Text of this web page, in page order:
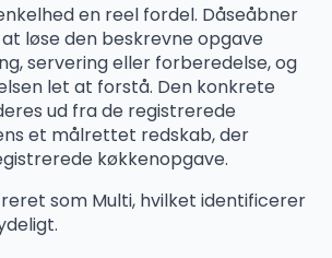
en reel fordel. Dåseåbner
løse den beskrevne opgave
servering eller forberedelse, og
let at forstå. Den konkrete
ud fra de registrerede
et målrettet redskab, der
køkkenopgave.
som Multi, hvilket identificerer